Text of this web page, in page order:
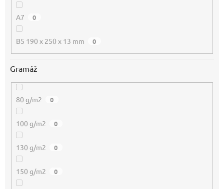
A7 0
B5 190 x 250 x 13 mm 0
Gramáž
80 g/m2 0
100 g/m2 0
130 g/m2 0
150 g/m2 0